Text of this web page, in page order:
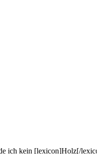
ich kein [lexicon]Holz[/